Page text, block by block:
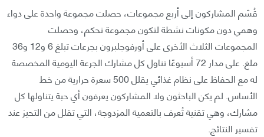
قُسّم المشاركون إلى أربع مجموعات، حصلت مجموعة واحدة على دواء
وهمي دون مكونات نشطة لتكون مجموعة تحكم، وحصلت
المجموعات الثلاث الأخرى على أورفوجلبرون بجرعات تبلغ 6 و12 و36
ملغ. على مدار 72 أسبوعًا تناول كل مشارك الجرعة اليومية المخصصة
له مع الحفاظ على نظام غذائي يقلل 500 سعرة حرارية من خط
الأساس. لم يكن الباحثون ولا المشاركون يعرفون أي حبة يتناولها كل
مشارك، وهي تقنية تُعرف بالتعمية المزدوجة، التي تقلل من التحيز عند
تفسير النتائج.